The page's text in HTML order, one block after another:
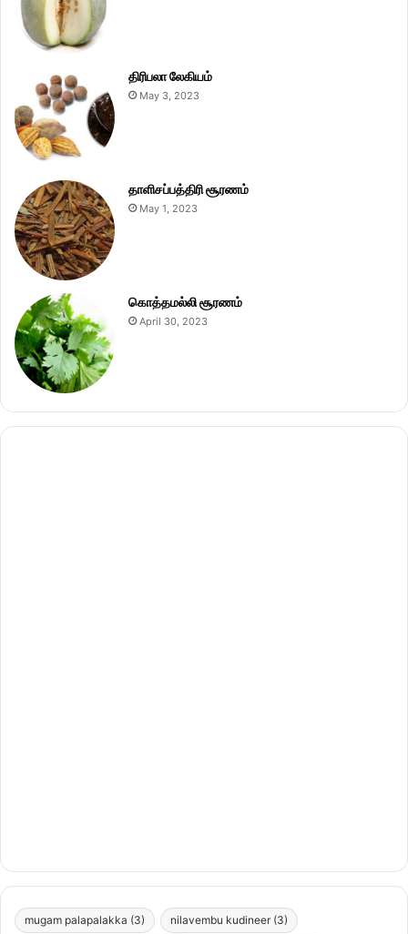
திரிபலா லேகியம்
May 3, 2023
தாளிசப்பத்திரி சூரணம்
May 1, 2023
கொத்தமல்லி சூரணம்
April 30, 2023
mugam palapalakka (3) nilavembu kudineer (3)